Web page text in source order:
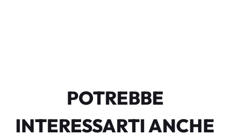
POTREBBE
INTERESSARTI ANCHE